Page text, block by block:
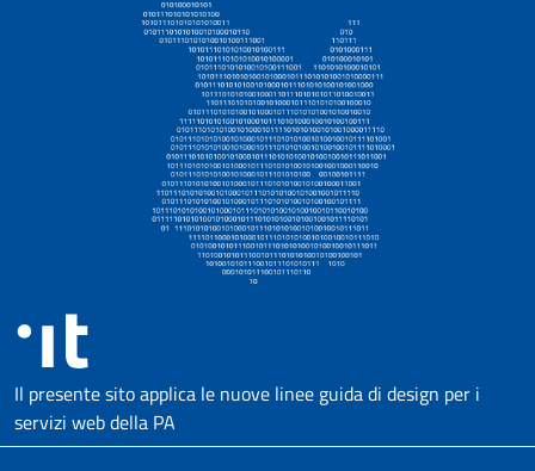
Il presente sito applica le nuove linee guida di design per i
servizi web della PA